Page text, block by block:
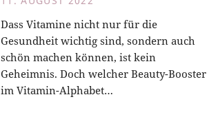
Dass Vitamine nicht nur für die
Gesundheit wichtig sind, sondern auch
schön machen können, ist kein
Geheimnis. Doch welcher Beauty-Booster
im Vitamin-Alphabet…